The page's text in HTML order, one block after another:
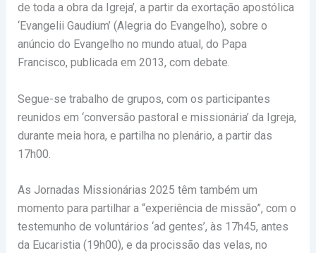
de toda a obra da Igreja’, a partir da exortação apostólica
‘Evangelii Gaudium’ (Alegria do Evangelho), sobre o
anúncio do Evangelho no mundo atual, do Papa
Francisco, publicada em 2013, com debate.
Segue-se trabalho de grupos, com os participantes
reunidos em ‘conversão pastoral e missionária’ da Igreja,
durante meia hora, e partilha no plenário, a partir das
17h00.
As Jornadas Missionárias 2025 têm também um
momento para partilhar a “experiência de missão”, com o
testemunho de voluntários ‘ad gentes’, às 17h45, antes
da Eucaristia (19h00), e da procissão das velas, no